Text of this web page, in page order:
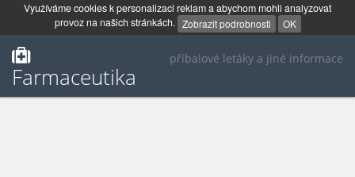
Využíváme cookies k personalizaci reklam a abychom mohli analyzovat
provoz na našich stránkách. Zobrazit podrobnosti OK
příbalové letáky a jiné informace
Farmaceutika